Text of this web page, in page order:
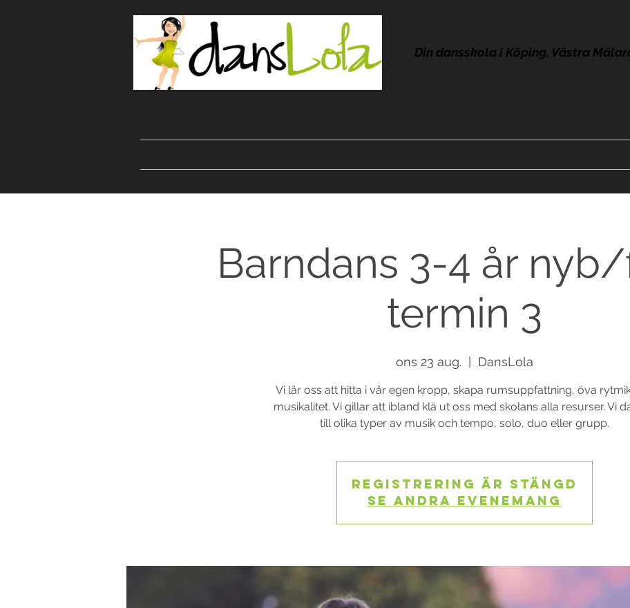
Din dansskola i Köping, Västra
Barndans 3-4 år
termin 3
ons 23 aug.
  |
DansLola
Vi lär oss att hitta i vår egen kropp, skapa rumsuppfattning, öva
musikalitet. Vi gillar att ibland klä ut oss med skolans alla resurser. Vi
till olika typer av musik och tempo, solo, duo eller grupp.
Registrering är stängd
Se andra evenemang